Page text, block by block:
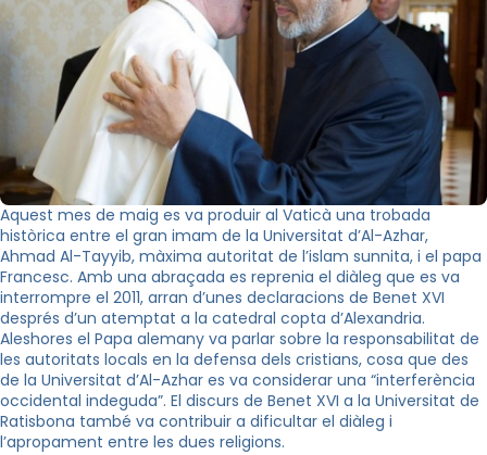
Aquest mes de maig es va produir al Vaticà una trobada
històrica entre el gran imam de la Universitat d’Al-Azhar,
Ahmad Al-Tayyib, màxima autoritat de l’islam sunnita, i el papa
Francesc. Amb una abraçada es reprenia el diàleg que es va
interrompre el 2011, arran d’unes declaracions de Benet XVI
després d’un atemptat a la catedral copta d’Alexandria.
Aleshores el Papa alemany va parlar sobre la responsabilitat de
les autoritats locals en la defensa dels cristians, cosa que des
de la Universitat d’Al-Azhar es va considerar una “interferència
occidental indeguda”. El discurs de Benet XVI a la Universitat de
Ratisbona també va contribuir a dificultar el diàleg i
l’apropament entre les dues religions.